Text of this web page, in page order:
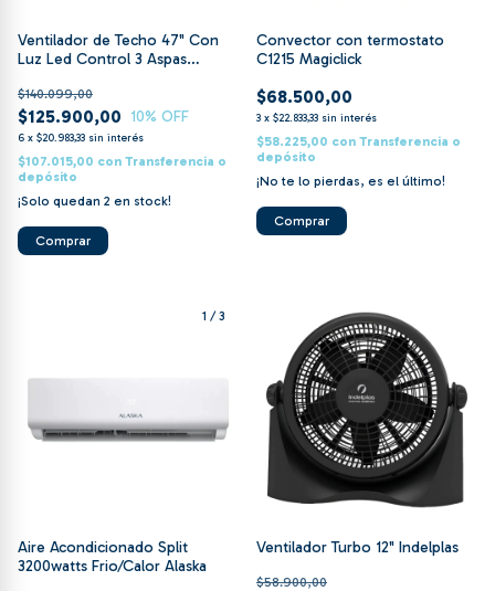
Ventilador de Techo 47" Con
Luz Led Control 3 Aspas
$125.900,00
$140.099,00
10% OFF
6 x $20.983,33 sin interés
$107.015,00 con Transferencia o
depósito
¡Solo quedan 2 en stock!
Comprar
Convector con termostato
C1215 Magiclick
$68.500,00
3 x $22.833,33 sin interés
$58.225,00 con Transferencia o
depósito
¡No te lo pierdas, es el último!
1 /3
Aire Acondicionado Split
3200watts Frio/Calor Alaska
Ventilador Turbo 12" Indelplas
$58.900,00